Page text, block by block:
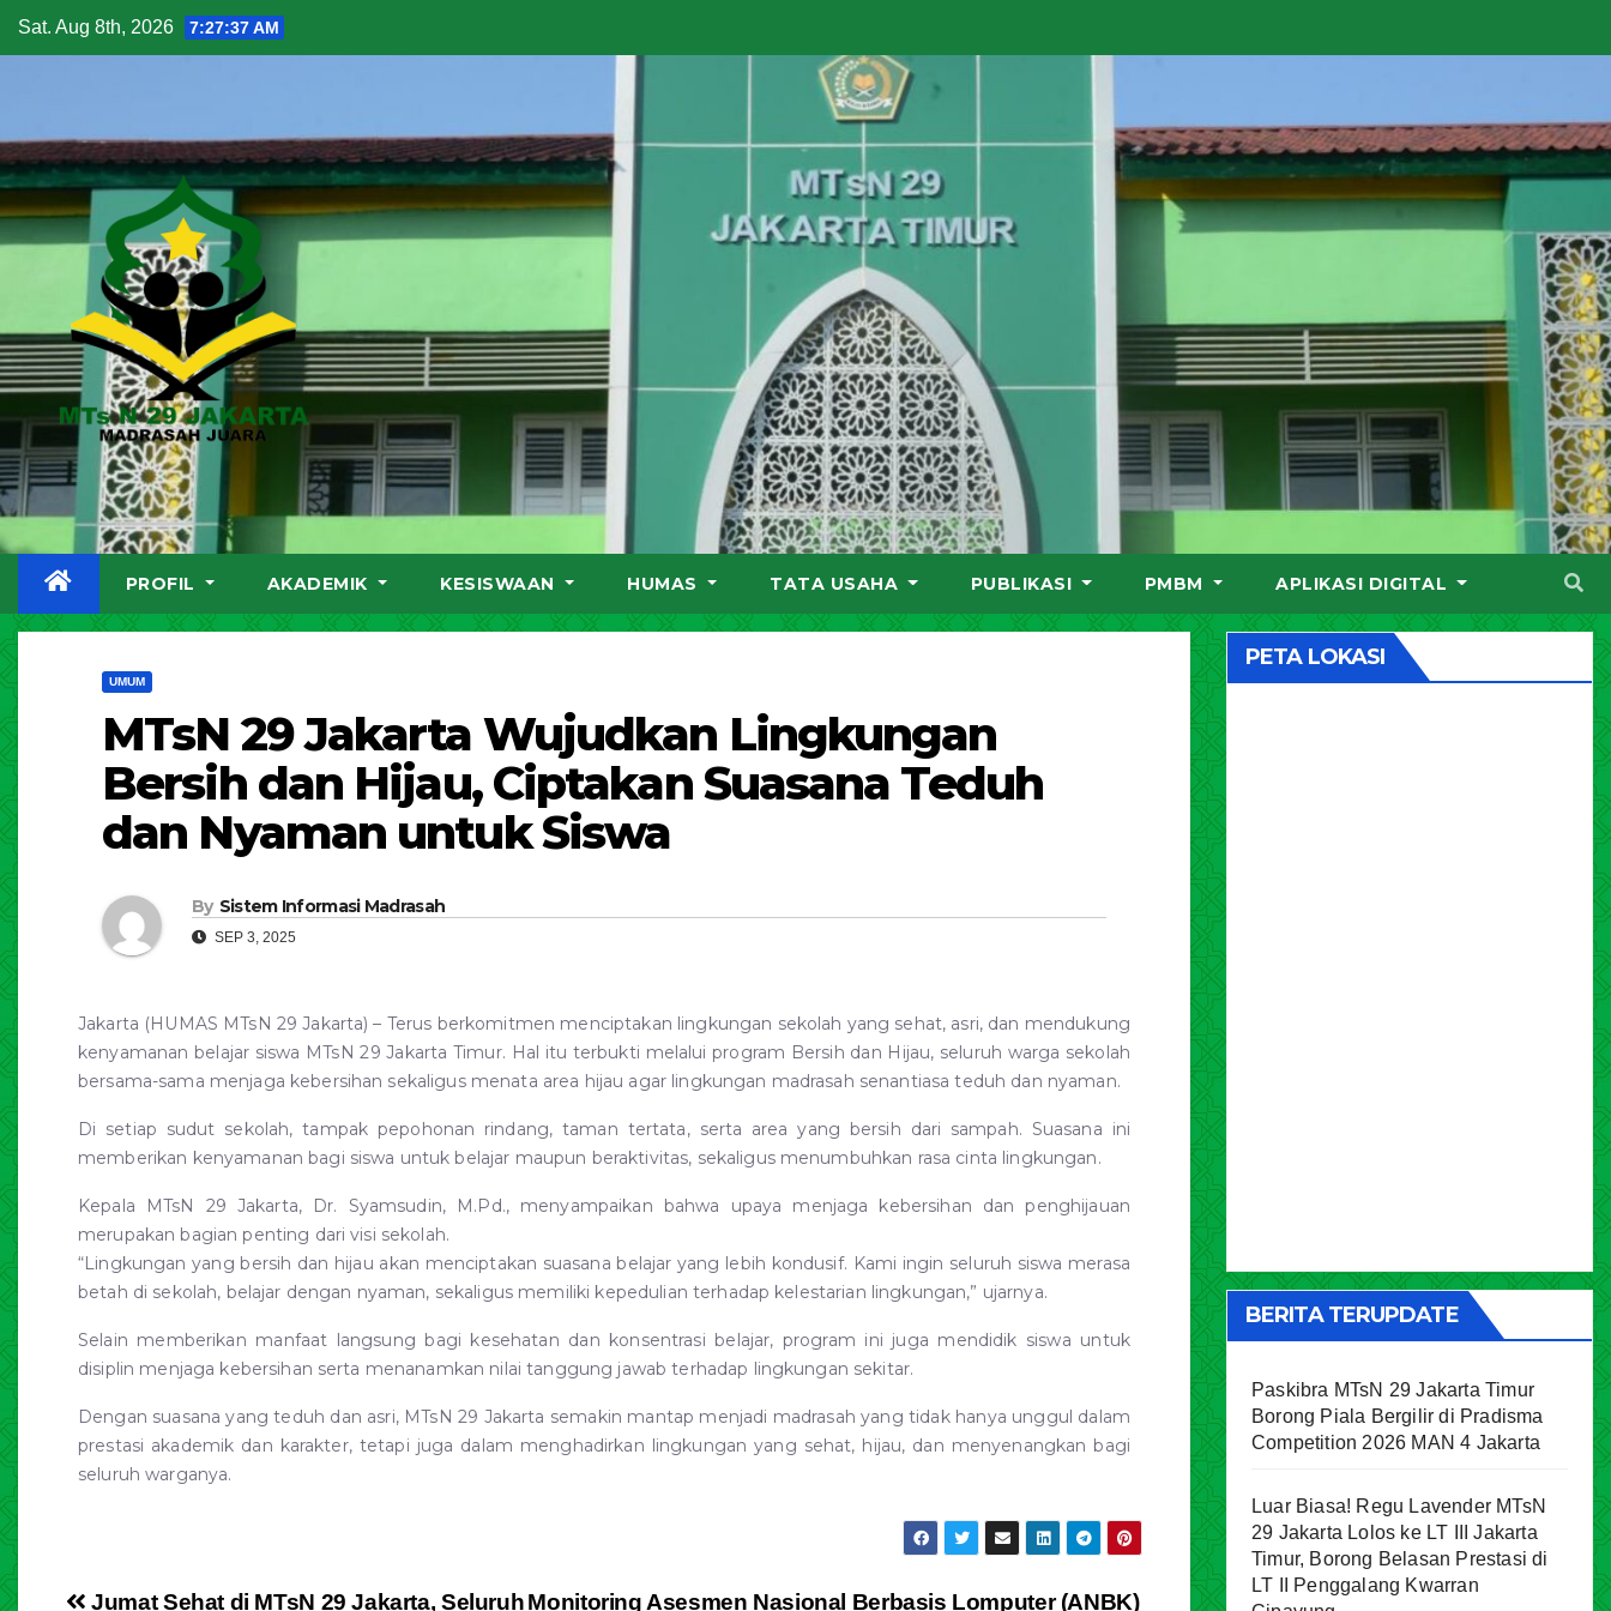
Sat. Aug 8th, 2026 7:27:38 AM
PROFIL AKADEMIK KESISWAAN HUMAS TATA USAHA PUBLIKASI PMBM APLIKASI DIGITAL
UMUM
MTsN 29 Jakarta Wujudkan Lingkungan
Bersih dan Hijau, Ciptakan Suasana Teduh
dan Nyaman untuk Siswa
By Sistem Informasi Madrasah
SEP 3, 2025
Jakarta (HUMAS MTsN 29 Jakarta) – Terus berkomitmen menciptakan lingkungan sekolah yang sehat, asri, dan mendukung
kenyamanan belajar siswa MTsN 29 Jakarta Timur. Hal itu terbukti melalui program Bersih dan Hijau, seluruh warga sekolah
bersama-sama menjaga kebersihan sekaligus menata area hijau agar lingkungan madrasah senantiasa teduh dan nyaman.
Di setiap sudut sekolah, tampak pepohonan rindang, taman tertata, serta area yang bersih dari sampah. Suasana ini
memberikan kenyamanan bagi siswa untuk belajar maupun beraktivitas, sekaligus menumbuhkan rasa cinta lingkungan.
Kepala MTsN 29 Jakarta, Dr. Syamsudin, M.Pd., menyampaikan bahwa upaya menjaga kebersihan dan penghijauan
merupakan bagian penting dari visi sekolah.
“Lingkungan yang bersih dan hijau akan menciptakan suasana belajar yang lebih kondusif. Kami ingin seluruh siswa merasa
betah di sekolah, belajar dengan nyaman, sekaligus memiliki kepedulian terhadap kelestarian lingkungan,” ujarnya.
Selain memberikan manfaat langsung bagi kesehatan dan konsentrasi belajar, program ini juga mendidik siswa untuk
disiplin menjaga kebersihan serta menanamkan nilai tanggung jawab terhadap lingkungan sekitar.
Dengan suasana yang teduh dan asri, MTsN 29 Jakarta semakin mantap menjadi madrasah yang tidak hanya unggul dalam
prestasi akademik dan karakter, tetapi juga dalam menghadirkan lingkungan yang sehat, hijau, dan menyenangkan bagi
seluruh warganya.
Monitoring Asesmen Nasional Berbasis Lomputer (ANBK)
Jumat Sehat di MTsN 29 Jakarta, Seluruh
PETA LOKASI
BERITA TERUPDATE
Paskibra MTsN 29 Jakarta Timur
Borong Piala Bergilir di Pradisma
Competition 2026 MAN 4 Jakarta
Luar Biasa! Regu Lavender MTsN
29 Jakarta Lolos ke LT III Jakarta
Timur, Borong Belasan Prestasi di
LT II Penggalang Kwarran